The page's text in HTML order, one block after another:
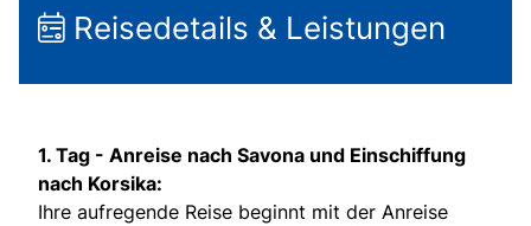
Reisedetails & Leistungen
1. Tag - Anreise nach Savona und Einschiffung
nach Korsika:
Ihre aufregende Reise beginnt mit der Anreise